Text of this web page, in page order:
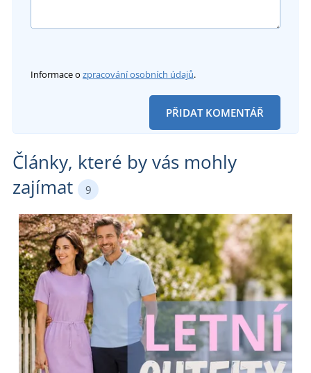
Informace o zpracování osobních údajů.
PŘIDAT KOMENTÁŘ
Články, které by vás mohly
zajímat
9